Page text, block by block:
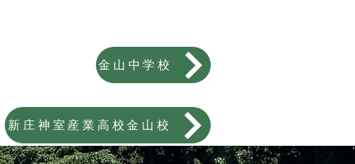
金山中学校
新庄神室産業高校金山校